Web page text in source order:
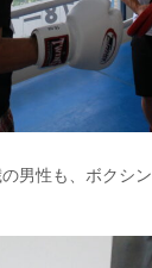
男性も、ボクシ